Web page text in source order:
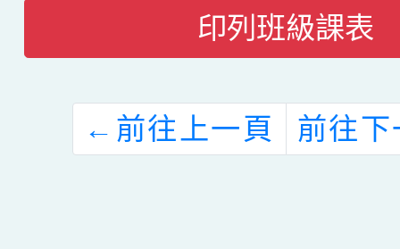
印列班級課表
← 前往上一頁 前往下